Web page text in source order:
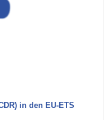
in den EU-ETS